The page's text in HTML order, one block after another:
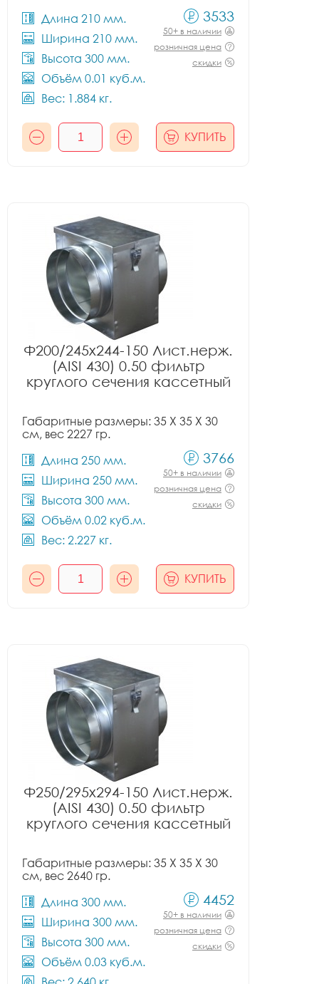
Длина 210 мм.
Ширина 210 мм.
Высота 300 мм.
Объём 0.01 куб.м.
Вес: 1.884 кг.
3533
50+ в наличии
розничная цена
скидки
КУПИТЬ
Ф200/245x244-150 Лист.нерж.
(AISI 430) 0.50 фильтр
круглого сечения кассетный
Габаритные размеры: 35 X 35 X 30
см, вес 2227 гр.
Длина 250 мм.
Ширина 250 мм.
Высота 300 мм.
Объём 0.02 куб.м.
Вес: 2.227 кг.
3766
50+ в наличии
розничная цена
скидки
КУПИТЬ
Ф250/295x294-150 Лист.нерж.
(AISI 430) 0.50 фильтр
круглого сечения кассетный
Габаритные размеры: 35 X 35 X 30
см, вес 2640 гр.
Длина 300 мм.
Ширина 300 мм.
Высота 300 мм.
Объём 0.03 куб.м.
4452
50+ в наличии
розничная цена
скидки